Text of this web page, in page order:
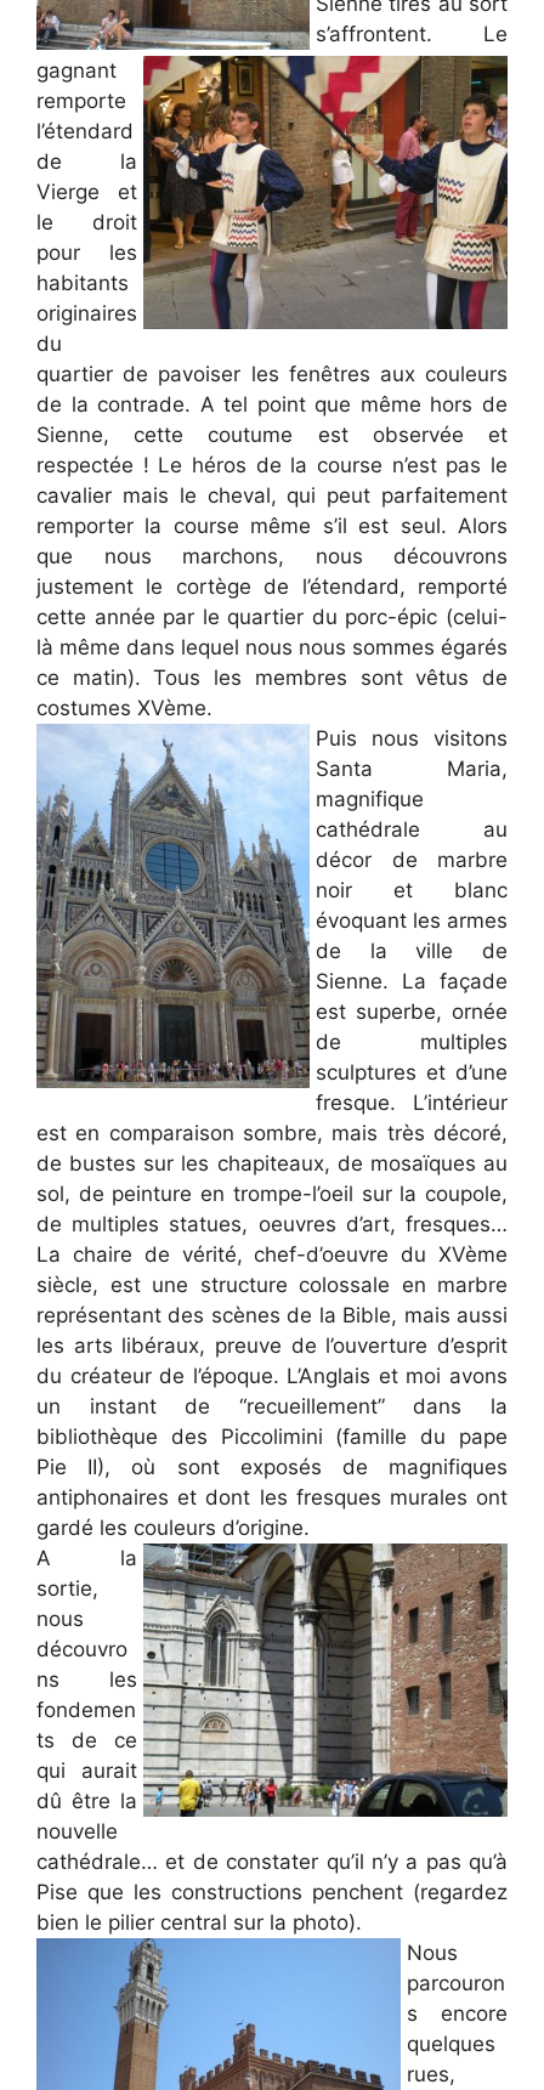
s’affrontent. Le
gagnant
remporte
l’étendard
de la
Vierge et
le droit
pour les
habitants
originaires
du
quartier de pavoiser les fenêtres aux couleurs
de la contrade. A tel point que même hors de
Sienne, cette coutume est observée et
respectée ! Le héros de la course n’est pas le
cavalier mais le cheval, qui peut parfaitement
remporter la course même s’il est seul. Alors
que nous marchons, nous découvrons
justement le cortège de l’étendard, remporté
cette année par le quartier du porc-épic (celui-
là même dans lequel nous nous sommes égarés
ce matin). Tous les membres sont vêtus de
costumes XVème.
Puis nous visitons
Santa Maria,
magnifique
cathédrale au
décor de marbre
noir et blanc
évoquant les armes
de la ville de
Sienne. La façade
est superbe, ornée
de multiples
sculptures et d’une
fresque. L’intérieur
est en comparaison sombre, mais très décoré,
de bustes sur les chapiteaux, de mosaïques au
sol, de peinture en trompe-l’oeil sur la coupole,
de multiples statues, oeuvres d’art, fresques…
La chaire de vérité, chef-d’oeuvre du XVème
siècle, est une structure colossale en marbre
représentant des scènes de la Bible, mais aussi
les arts libéraux, preuve de l’ouverture d’esprit
du créateur de l’époque. L’Anglais et moi avons
un instant de “recueillement” dans la
bibliothèque des Piccolimini (famille du pape
Pie II), où sont exposés de magnifiques
antiphonaires et dont les fresques murales ont
gardé les couleurs d’origine.
A la
sortie,
nous
découvro
ns les
fondemen
ts de ce
qui aurait
dû être la
nouvelle
cathédrale… et de constater qu’il n’y a pas qu’à
Pise que les constructions penchent (regardez
bien le pilier central sur la photo).
Nous
parcouron
s encore
quelques
rues,